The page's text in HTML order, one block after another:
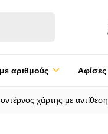
αριθμούς Αφίσες
χάρτης με αντίθεση